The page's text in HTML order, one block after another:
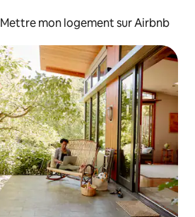
Mettre mon logement sur Airbnb